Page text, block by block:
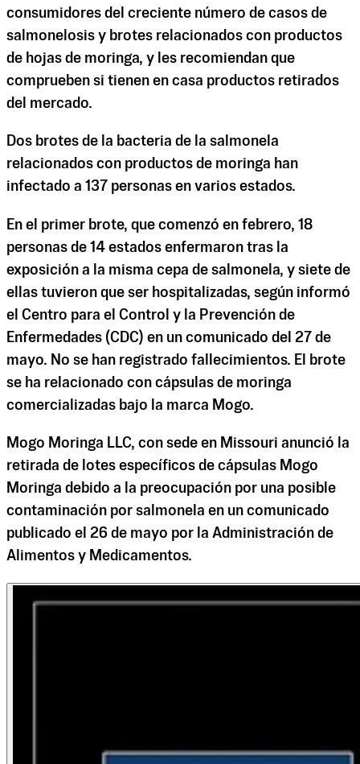
consumidores del creciente número de casos de
salmonelosis y brotes relacionados con productos
de hojas de moringa, y les recomiendan que
comprueben si tienen en casa productos retirados
del mercado.
Dos brotes de la bacteria de la salmonela
relacionados con productos de moringa han
infectado a 137 personas en varios estados.
En el primer brote, que comenzó en febrero, 18
personas de 14 estados enfermaron tras la
exposición a la misma cepa de salmonela, y siete de
ellas tuvieron que ser hospitalizadas, según informó
el Centro para el Control y la Prevención de
Enfermedades (CDC) en un comunicado del 27 de
mayo. No se han registrado fallecimientos. El brote
se ha relacionado con cápsulas de moringa
comercializadas bajo la marca Mogo.
Mogo Moringa LLC, con sede en Missouri anunció la
retirada de lotes específicos de cápsulas Mogo
Moringa debido a la preocupación por una posible
contaminación por salmonela en un comunicado
publicado el 26 de mayo por la Administración de
Alimentos y Medicamentos.